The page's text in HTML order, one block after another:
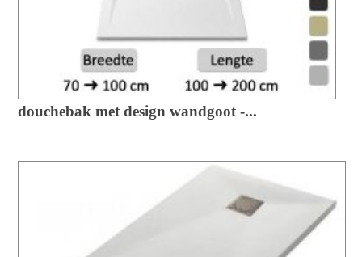
douchebak met design wandgoot -...